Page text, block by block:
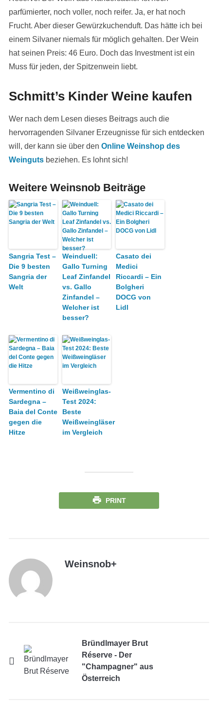
parfümierter, noch voller, noch reifer. Ja, er hat noch
Frucht. Aber dieser Gewürzkuchenduft. Das hätte ich bei
einem Silvaner niemals für möglich gehalten. Der Wein
hat seinen Preis: 46 Euro. Doch das Investment ist ein
Muss für jeden, der Spitzenwein liebt.
Schmitt’s Kinder Weine kaufen
Wer nach dem Lesen dieses Beitrags auch die
hervorragenden Silvaner Erzeugnisse für sich entdecken
will, der kann sie über den Online Weinshop des
Weingutsbeziehen. Es lohnt sich!
Weitere Weinsnob Beiträge
Sangria Test –
Die 9 besten
Sangria der
Welt
Weinduell:
Gallo Turning
Leaf Zinfandel
vs. Gallo
Zinfandel –
Welcher ist
besser?
Casato dei
Medici
Riccardi – Ein
Bolgheri
DOCG von
Lidl
Vermentino di
Sardegna –
Baia del Conte
gegen die
Hitze
Weißweinglas-
Test 2024:
Beste
Weißweingläser
im Vergleich
PRINT
Weinsnob+
Bründlmayer Brut
Réserve - Der
"Champagner" aus
Österreich